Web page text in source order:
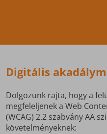
Digitális
Dolgozunk rajta, hogy a
megfeleljenek a Web
(WCAG) 2.2 szabvány AA
követelményeknek: